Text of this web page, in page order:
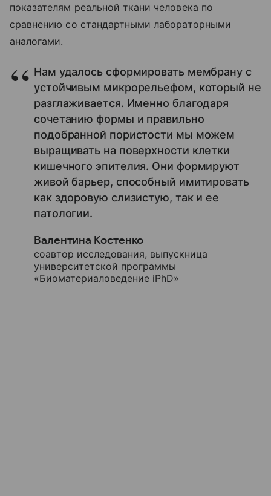
показателям реальной ткани человека по
сравнению со стандартными лабораторными
аналогами.
Нам удалось сформировать мембрану с
устойчивым микрорельефом, который не
разглаживается. Именно благодаря
сочетанию формы и правильно
подобранной пористости мы можем
выращивать на поверхности клетки
кишечного эпителия. Они формируют
живой барьер, способный имитировать
как здоровую слизистую, так и ее
патологии.
Валентина Костенко
соавтор исследования, выпускница
университетской программы
«Биоматериаловедение iPhD»